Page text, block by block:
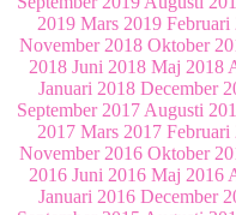
2019 Mars 2019 Februari
November 2018 Oktober
2018 Juni 2018 Maj 2018
Januari 2018 December
September 2017 Augusti
2017 Mars 2017 Februari
November 2016 Oktober
2016 Juni 2016 Maj 2016
Januari 2016 December